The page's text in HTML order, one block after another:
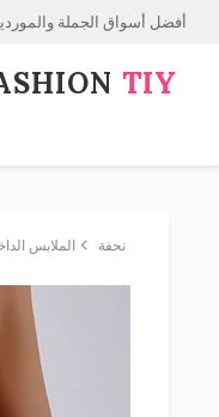
أفضل أسواق الجملة والموردين
TIY
نحفة الملابس